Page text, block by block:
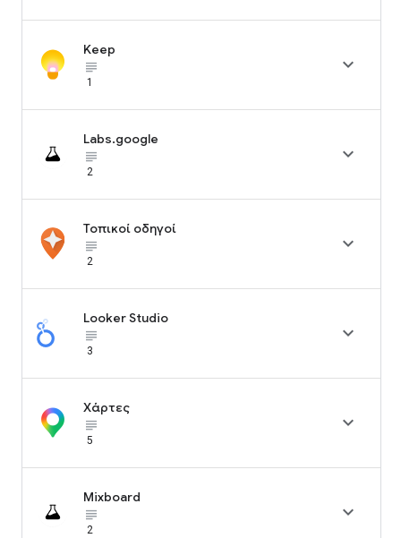
Keep
subject_black
1

Labs.google
subject_black
2

Τοπικοί οδηγοί
subject_black
2

Looker Studio
subject_black
3

Χάρτες
subject_black
5

Mixboard
subject_black
2
